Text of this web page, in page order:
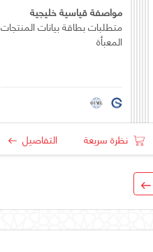
مواصفة قياسية خليجية
متطلبات بطاقة بيانات المنتجات
المعبأة
نظرة سريعة التفاصيل